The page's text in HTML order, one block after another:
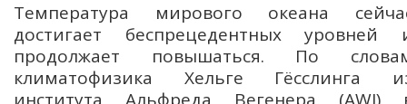
Температура мирового океана
достигает беспрецедентных уровней
продолжает повышаться. По
климатофизика Хельге Гёсслинга